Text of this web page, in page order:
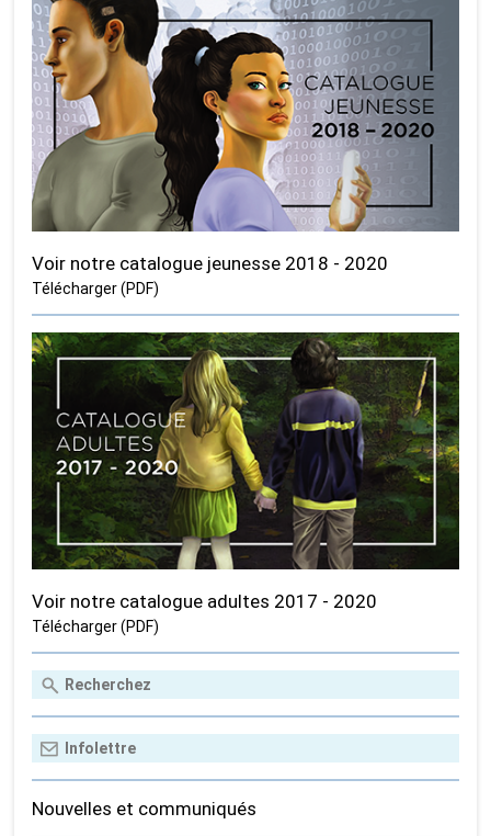
Voir notre catalogue jeunesse 2018 - 2020
Télécharger (PDF)
Voir notre catalogue adultes 2017 - 2020
Télécharger (PDF)
Nouvelles et communiqués